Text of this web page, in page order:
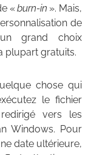
«burn-in ». Mais,
de
grand choix
plupart gratuits.
chose qui
le fichier
vers les
Windows. Pour
date ultérieure,